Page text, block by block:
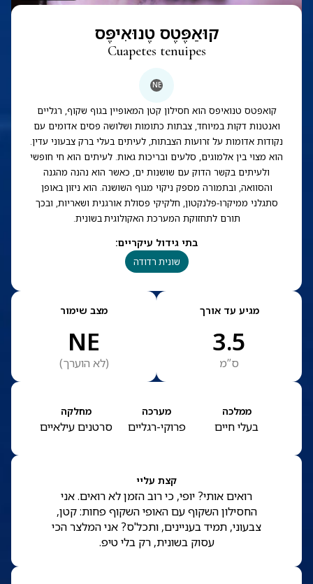
קוּאַפֶּטֶס טֶנוּאִיפֶּס
Cuapetes tenuipes
NE
קואפטס טנואיפס הוא חסילון קטן המאופיין בגוף שקוף, רגליים
ואנטנות דקות במיוחד, צבתות כתומות ושלושה פסים אדומים עם
נקודות אדומות על זרועות הצבתות, לעיתים בעלי ברק צבעוני עדין.
הוא מצוי בין אלמוגים, סלעים ובריכות גאות. לעיתים הוא חי חופשי
ולעיתים בקשר הדוק עם שושנות ים, כאשר הוא נהנה מהגנה
והסוואה, ובתמורה מספק ניקוי מגוף השושנה. הוא ניזון באופן
סתגלני ממיקרו-פלנקטון, חלקיקי פסולת אורגנית ושאריות, ובכך
תורם לתחזוקת המערכת האקולוגית בשונית.
בתי גידול עיקריים:
שונית רדודה
מגיע עד אורך
3.5
ס”מ
מצב שימור
NE
(לא הוערך)
ממלכה
בעלי חיים
מערכה
פרוקי-רגליים
מחלקה
סרטנים עילאיים
קצת עליי
רואים אותי? יופי, כי רוב הזמן לא רואים. אני
החסילון השקוף עם האופי השקוף פחות: קטן,
צבעוני, תמיד בעניינים, ותכל'ס? אני המלצר הכי
עסוק בשונית, רק בלי טיפ.